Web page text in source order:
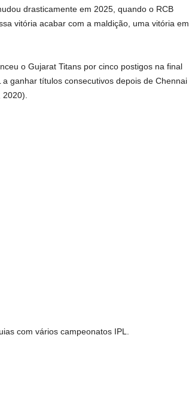
drasticamente em 2025, quando o RCB
vitória acabar com a maldição, uma vitória em
o Gujarat Titans por cinco postigos na final
ganhar títulos consecutivos depois de Chennai
com vários campeonatos IPL.